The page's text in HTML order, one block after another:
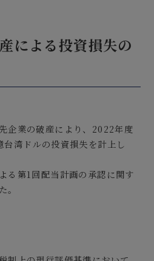
による投資損失の
企業の破産により、2022年度
湾ドルの投資損失を計上し
る第1回配当計画の承認に関す
。